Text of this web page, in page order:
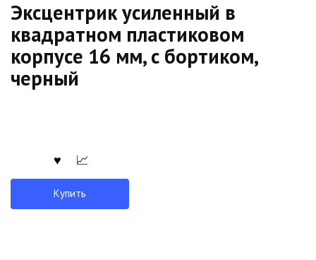
Эксцентрик усиленный в
квадратном пластиковом
корпусе 16 мм, с бортиком,
черный
Купить